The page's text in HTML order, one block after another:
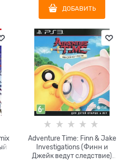
ДОБАВИТЬ
Adventure Time: Finn & Jake
Investigations (Финн и
Джейк ведут следствие)